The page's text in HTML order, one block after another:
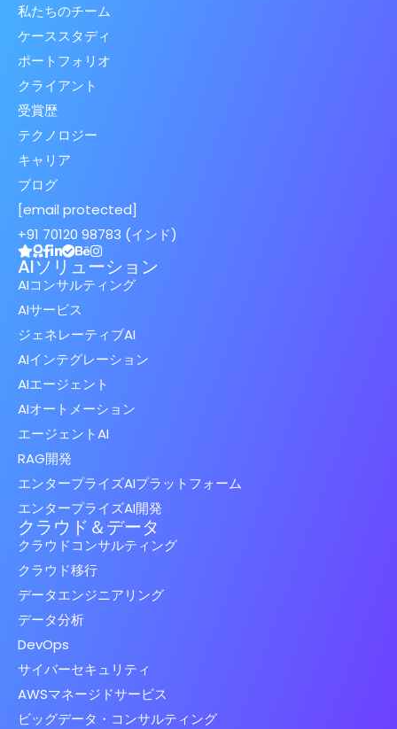
私たちのチーム
ケーススタディ
ポートフォリオ
クライアント
受賞歴
テクノロジー
キャリア
ブログ
[email protected]
+91 70120 98783 (インド)
AIソリューション
AIコンサルティング
AIサービス
ジェネレーティブAI
AIインテグレーション
AIエージェント
AIオートメーション
エージェントAI
RAG開発
エンタープライズAIプラットフォーム
エンタープライズAI開発
クラウド＆データ
クラウドコンサルティング
クラウド移行
データエンジニアリング
データ分析
DevOps
サイバーセキュリティ
AWSマネージドサービス
ビッグデータ・コンサルティング